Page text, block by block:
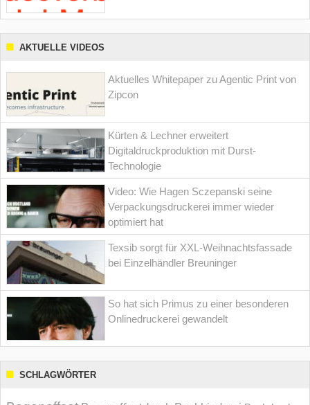
AKTUELLE VIDEOS
Aktuelles Whitepaper zu Agentic Print von
Zipcon
Kürten & Lechner erweitert
Digitaldruckproduktion mit Durst-
Technologie
Video: Wie Hagen Sczepanski seine
Verpackungsdruckerei immer wieder
optimiert hat
Texsib sorgt für XXL-Weihnachtsfassade
bei Einzelhändler Breuninger
So hat sich Primus zu einer besonderen
Onlinedruckerei gewandelt
SCHLAGWÖRTER